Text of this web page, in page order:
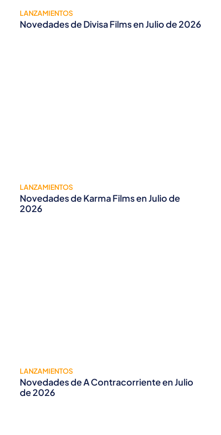
LANZAMIENTOS
Novedades de Divisa Films en Julio de 2026
LANZAMIENTOS
Novedades de Karma Films en Julio de
2026
LANZAMIENTOS
Novedades de A Contracorriente en Julio
de 2026